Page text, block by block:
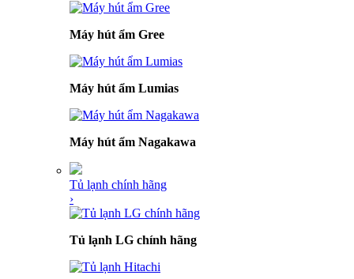
Máy hút ẩm Gree
Máy hút ẩm Lumias
Máy hút ẩm Nagakawa
Tủ lạnh chính hãng
›
Tủ lạnh LG chính hãng